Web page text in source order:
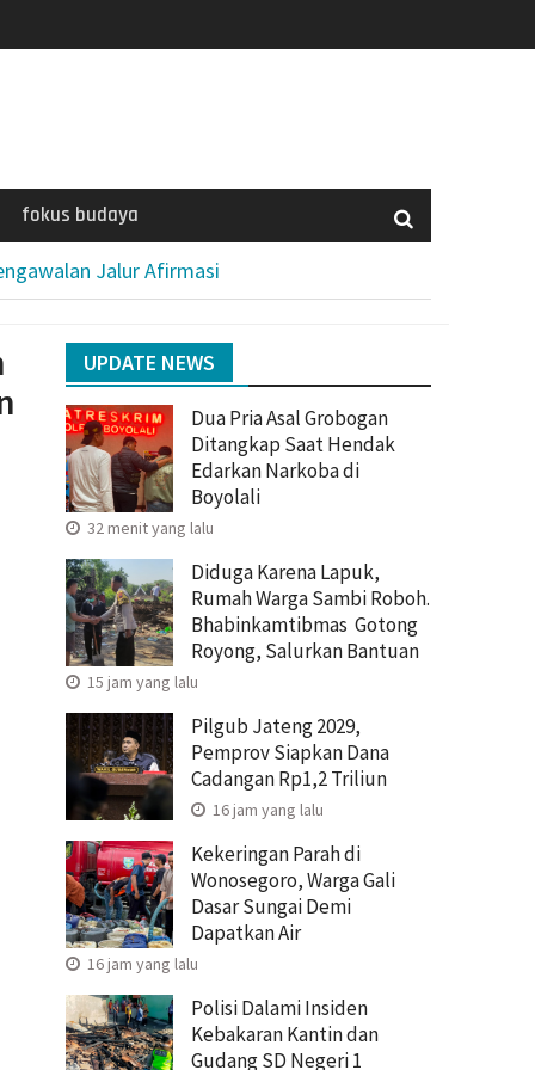
fokus budaya
Jalur Afirmasi
UPDATE NEWS
Dua Pria Asal Grobogan
Ditangkap Saat Hendak
Edarkan Narkoba di
Boyolali
32 menit yang lalu
Diduga Karena Lapuk,
Rumah Warga Sambi Roboh.
Bhabinkamtibmas Gotong
Royong, Salurkan Bantuan
15 jam yang lalu
Pilgub Jateng 2029,
Pemprov Siapkan Dana
Cadangan Rp1,2 Triliun
16 jam yang lalu
Kekeringan Parah di
Wonosegoro, Warga Gali
Dasar Sungai Demi
Dapatkan Air
16 jam yang lalu
Polisi Dalami Insiden
Kebakaran Kantin dan
Gudang SD Negeri 1